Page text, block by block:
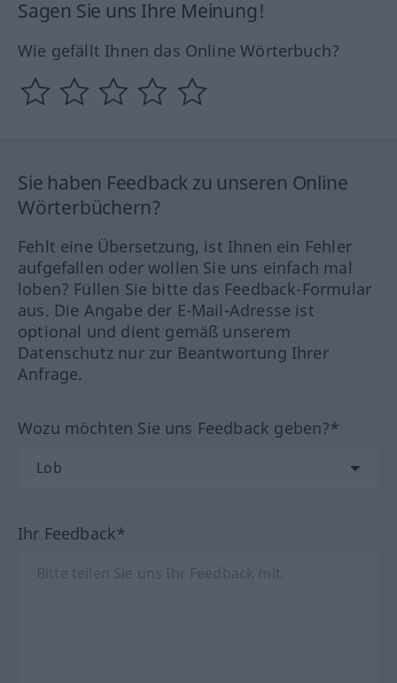
Sagen Sie uns Ihre Meinung!
Wie gefällt Ihnen das Online Wörterbuch?
Sie haben Feedback zu unseren Online
Wörterbüchern?
Fehlt eine Übersetzung, ist Ihnen ein Fehler
aufgefallen oder wollen Sie uns einfach mal
loben? Füllen Sie bitte das Feedback-Formular
aus. Die Angabe der E-Mail-Adresse ist
optional und dient gemäß unserem
Datenschutz nur zur Beantwortung Ihrer
Anfrage.
Wozu möchten Sie uns Feedback geben?*
Ihr Feedback*